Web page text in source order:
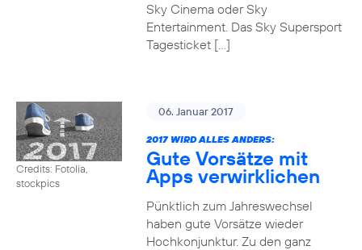
Sky Cinema oder Sky
Entertainment. Das Sky Supersport
Tagesticket […]
Credits: Fotolia,
stockpics
06. Januar 2017
2017 WIRD ALLES ANDERS:
Gute Vorsätze mit
Apps verwirklichen
Pünktlich zum Jahreswechsel
haben gute Vorsätze wieder
Hochkonjunktur. Zu den ganz